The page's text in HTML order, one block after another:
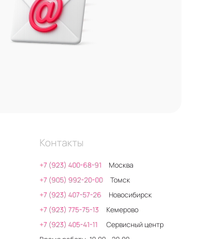
Контакты
+7 (923) 400-68-91
Москва
+7 (905) 992-20-00
Томск
+7 (923) 407-57-26
Новосибирск
+7 (923) 775-75-13
Кемерово
+7 (923) 405-41-11
Сервисный центр